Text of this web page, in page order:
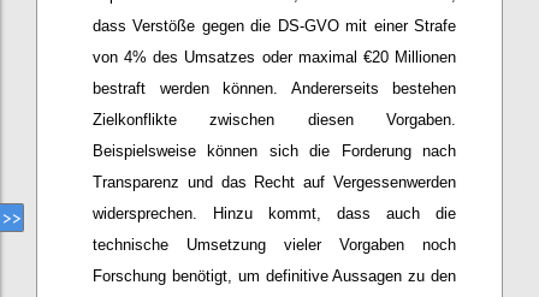
dass Verstöße gegen die DS-GVO mit einer Strafe
von 4% des Umsatzes oder maximal €20 Millionen
bestraft werden können. Andererseits bestehen
Zielkonflikte zwischen diesen Vorgaben.
Beispielsweise können sich die Forderung nach
Transparenz und das Recht auf Vergessenwerden
widersprechen. Hinzu kommt, dass auch die
technische Umsetzung vieler Vorgaben noch
Forschung benötigt, um definitive Aussagen zu den